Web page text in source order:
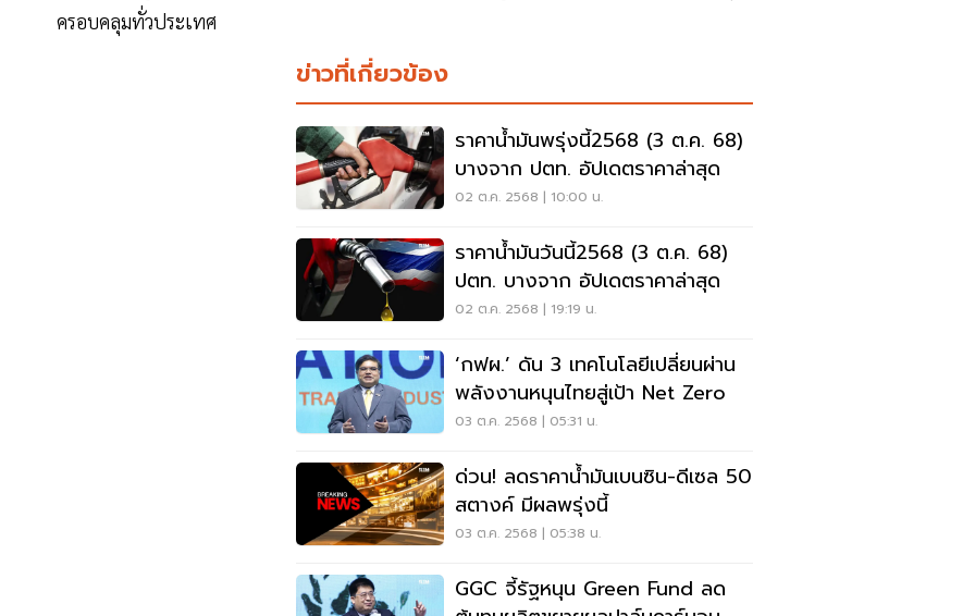
ครอบคลุมทั่วประเทศ
ข่าวที่เกี่ยวข้อง
ราคาน้ำมันพรุ่งนี้2568 (3 ต.ค. 68)
บางจาก ปตท. อัปเดตราคาล่าสุด
02 ต.ค. 2568 | 10:00 น.
ราคาน้ำมันวันนี้2568 (3 ต.ค. 68)
ปตท. บางจาก อัปเดตราคาล่าสุด
02 ต.ค. 2568 | 19:19 น.
‘กฟผ.’ ดัน 3 เทคโนโลยีเปลี่ยนผ่าน
พลังงานหนุนไทยสู่เป้า Net Zero
03 ต.ค. 2568 | 05:31 น.
ด่วน! ลดราคาน้ำมันเบนซิน-ดีเซล 50
สตางค์ มีผลพรุ่งนี้
03 ต.ค. 2568 | 05:38 น.
GGC จี้รัฐหนุน Green Fund ลด